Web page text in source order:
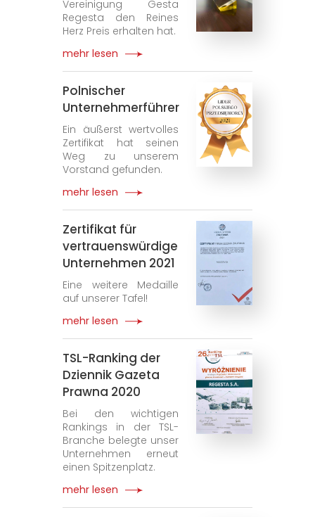
Vereinigung Gesta
Regesta den Reines
Herz Preis erhalten hat.
mehr lesen
Polnischer
Unternehmerführer
Ein äußerst wertvolles
Zertifikat hat seinen
Weg zu unserem
Vorstand gefunden.
mehr lesen
Zertifikat für
vertrauenswürdige
Unternehmen 2021
Eine weitere Medaille
auf unserer Tafel!
mehr lesen
TSL-Ranking der
Dziennik Gazeta
Prawna 2020
Bei den wichtigen
Rankings in der TSL-
Branche belegte unser
Unternehmen erneut
einen Spitzenplatz.
mehr lesen